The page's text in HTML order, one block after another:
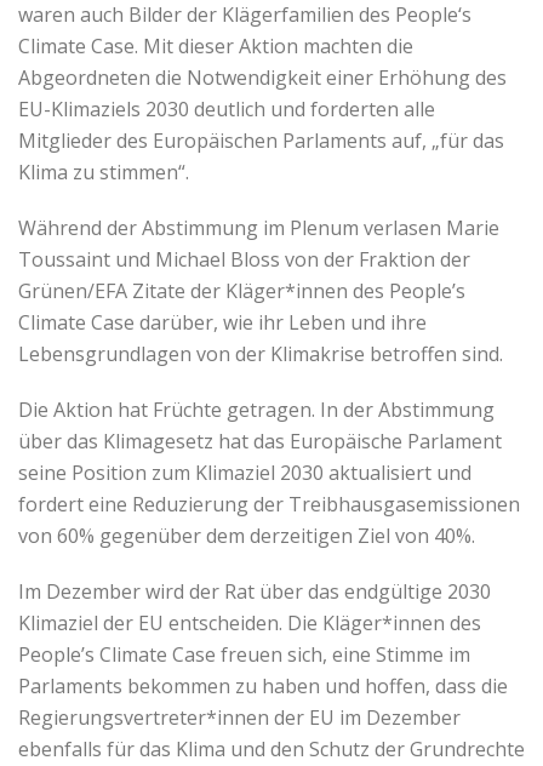
waren auch Bilder der Klägerfamilien des People‘s
Climate Case. Mit dieser Aktion machten die
Abgeordneten die Notwendigkeit einer Erhöhung des
EU-Klimaziels 2030 deutlich und forderten alle
Mitglieder des Europäischen Parlaments auf, „für das
Klima zu stimmen“.
Während der Abstimmung im Plenum verlasen Marie
Toussaint und Michael Bloss von der Fraktion der
Grünen/EFA Zitate der Kläger*innen des People’s
Climate Case darüber, wie ihr Leben und ihre
Lebensgrundlagen von der Klimakrise betroffen sind.
Die Aktion hat Früchte getragen. In der Abstimmung
über das Klimagesetz hat das Europäische Parlament
seine Position zum Klimaziel 2030 aktualisiert und
fordert eine Reduzierung der Treibhausgasemissionen
von 60% gegenüber dem derzeitigen Ziel von 40%.
Im Dezember wird der Rat über das endgültige 2030
Klimaziel der EU entscheiden. Die Kläger*innen des
People’s Climate Case freuen sich, eine Stimme im
Parlaments bekommen zu haben und hoffen, dass die
Regierungsvertreter*innen der EU im Dezember
ebenfalls für das Klima und den Schutz der Grundrechte